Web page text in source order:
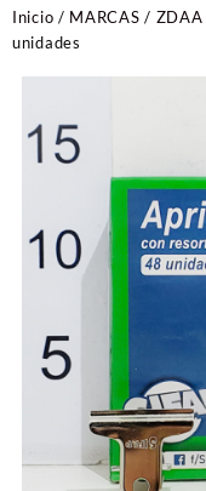
Inicio / MARCAS / ZDAA
unidades